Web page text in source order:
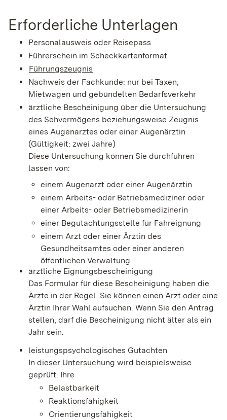
Erforderliche Unterlagen
Personalausweis oder Reisepass
Führerschein im Scheckkartenformat
Führungszeugnis
Nachweis der Fachkunde: nur bei Taxen,
Mietwagen und gebündelten Bedarfsverkehr
ärztliche Bescheinigung über die Untersuchung
des Sehvermögens beziehungsweise Zeugnis
eines Augenarztes oder einer Augenärztin
(Gültigkeit: zwei Jahre)
Diese Untersuchung können Sie durchführen
lassen von:
einem Augenarzt oder einer Augenärztin
einem Arbeits- oder Betriebsmediziner oder
einer Arbeits- oder Betriebsmedizinerin
einer Begutachtungsstelle für Fahreignung
einem Arzt oder einer Ärztin des
Gesundheitsamtes oder einer anderen
öffentlichen Verwaltung
ärztliche Eignungsbescheinigung
Das Formular für diese Bescheinigung haben die
Ärzte in der Regel. Sie können einen Arzt oder eine
Ärztin Ihrer Wahl aufsuchen. Wenn Sie den Antrag
stellen, darf die Bescheinigung nicht älter als ein
Jahr sein.
leistungspsychologisches Gutachten
In dieser Untersuchung wird beispielsweise
geprüft: Ihre
Belastbarkeit
Reaktionsfähigkeit
Orientierungsfähigkeit